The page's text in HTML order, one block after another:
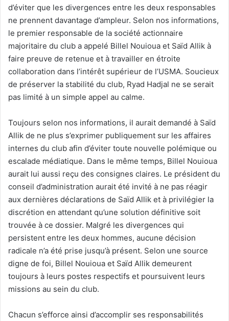
d’éviter que les divergences entre les deux responsables
ne prennent davantage d’ampleur. Selon nos informations,
le premier responsable de la société actionnaire
majoritaire du club a appelé Billel Nouioua et Saïd Allik à
faire preuve de retenue et à travailler en étroite
collaboration dans l’intérêt supérieur de l’USMA. Soucieux
de préserver la stabilité du club, Ryad Hadjal ne se serait
pas limité à un simple appel au calme.
Toujours selon nos informations, il aurait demandé à Saïd
Allik de ne plus s’exprimer publiquement sur les affaires
internes du club afin d’éviter toute nouvelle polémique ou
escalade médiatique. Dans le même temps, Billel Nouioua
aurait lui aussi reçu des consignes claires. Le président du
conseil d’administration aurait été invité à ne pas réagir
aux dernières déclarations de Saïd Allik et à privilégier la
discrétion en attendant qu’une solution définitive soit
trouvée à ce dossier. Malgré les divergences qui
persistent entre les deux hommes, aucune décision
radicale n’a été prise jusqu’à présent. Selon une source
digne de foi, Billel Nouioua et Saïd Allik demeurent
toujours à leurs postes respectifs et poursuivent leurs
missions au sein du club.
Chacun s’efforce ainsi d’accomplir ses responsabilités